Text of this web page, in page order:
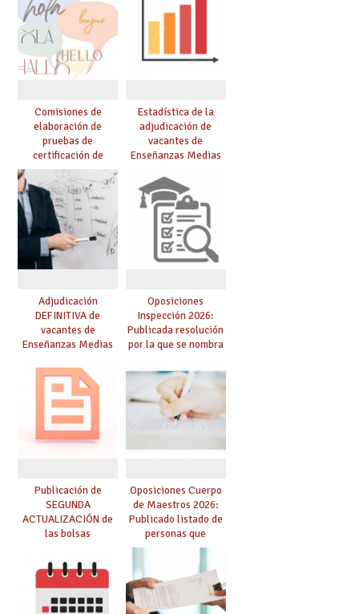
Comisiones de
elaboración de
pruebas de
certificación de
competencia
lingüística: publicada
resolución definitiva
Estadística de la
adjudicación de
vacantes de
Enseñanzas Medias
Adjudicación
DEFINITIVA de
vacantes de
Enseñanzas Medias
Oposiciones
Inspección 2026:
Publicada resolución
por la que se nombra
prácticas, se regulan
dichas prácticas y se
convoca acto público
de adjudicación
Publicación de
SEGUNDA
ACTUALIZACIÓN de
las bolsas
Cuerpo de Maestros
de especialidades
convocadas a
oposición
Oposiciones Cuerpo
de Maestros 2026:
Publicado listado de
personas que
adquieren nueva
especialidad